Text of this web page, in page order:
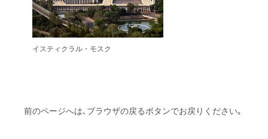
イスティクラル・モスク
前のページへは､ブラウザの戻るボタンでお戻りください｡